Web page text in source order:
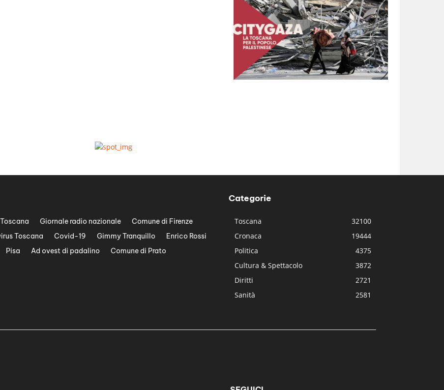
Giornale radio nazionale
Comune di Firenze
Toscana Covid-19 Gimmy Tranquillo
Enrico Rossi
Pisa Ad ovest di padalino
Comune di Prato
Categorie
Toscana
32100
Cronaca
19444
Politica
4375
Cultura & Spettacolo
3872
Diritti
2721
Sanità
2581